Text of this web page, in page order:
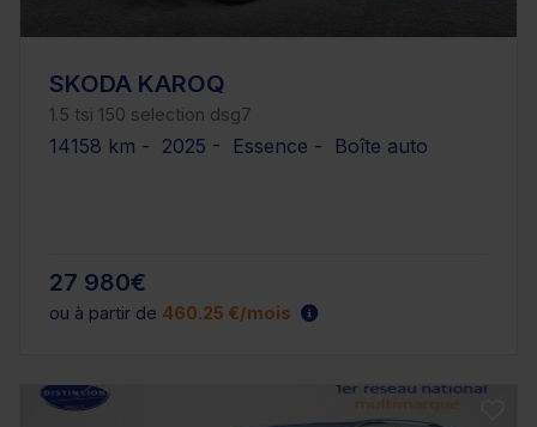
SKODA KAROQ
1.5 tsi 150 selection dsg7
14158 km - 2025 - Essence - Boîte auto
27 980€
ou à partir de 460.25 €/mois